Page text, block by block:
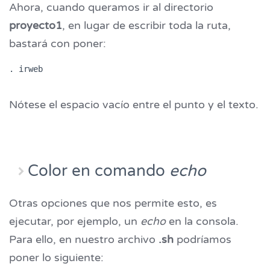
Ahora, cuando queramos ir al directorio
proyecto1, en lugar de escribir toda la ruta,
bastará con poner:
Nótese el espacio vacío entre el punto y el texto.
Color en comando echo
Otras opciones que nos permite esto, es
ejecutar, por ejemplo, un echoen la consola.
Para ello, en nuestro archivo .sh podríamos
poner lo siguiente: